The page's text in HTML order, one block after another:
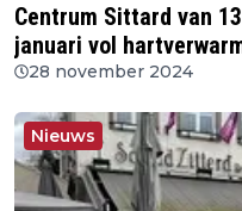
Centrum Sittard van
januari vol
28 november 2024
Nieuws